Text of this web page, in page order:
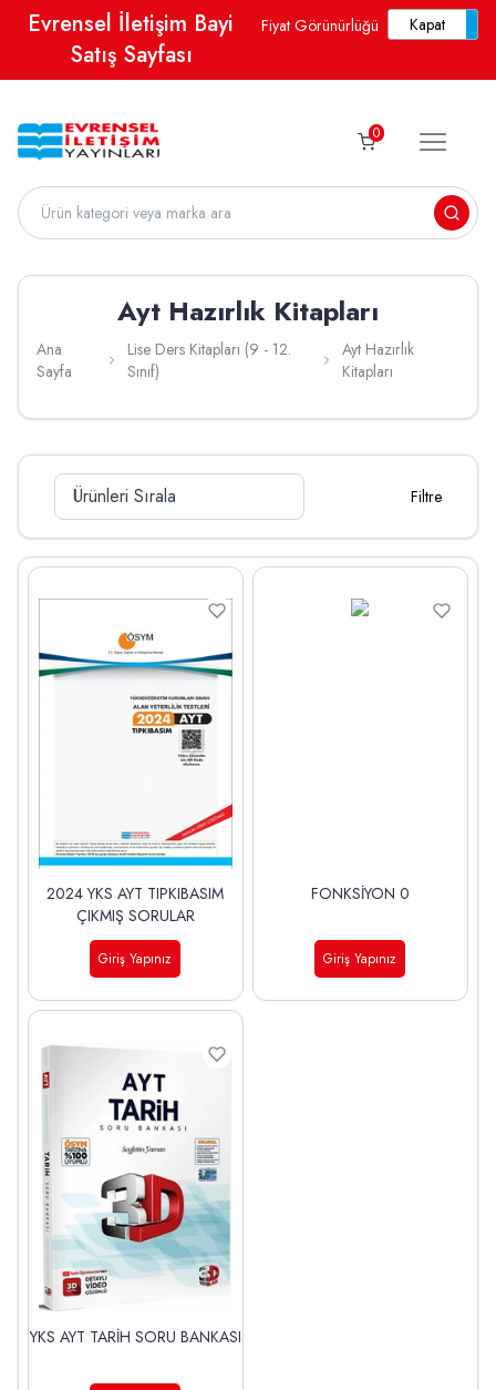
Evrensel İletişim Bayi
Satış Sayfası
Fiyat Görünürlüğü
0
Ayt Hazırlık Kitapları
Ana
Sayfa
Lise Ders Kitapları (9 - 12.
Sınıf)
Ayt Hazırlık
Kitapları
Filtre
2024 YKS AYT TIPKIBASIM
ÇIKMIŞ SORULAR
Giriş Yapınız
FONKSİYON 0
Giriş Yapınız
YKS AYT TARİH SORU BANKASI